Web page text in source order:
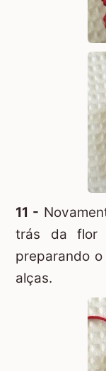
11 -
trás da flor
preparando
alças.